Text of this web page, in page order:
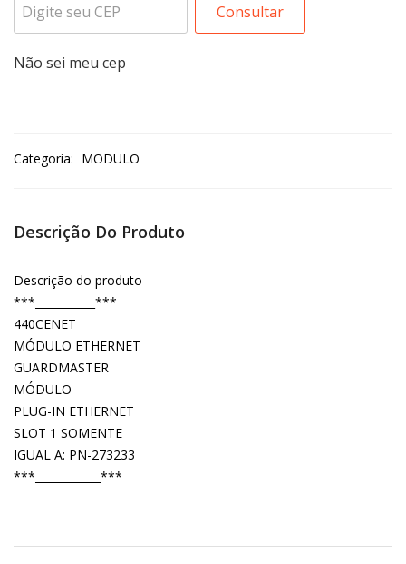
Consultar
Não sei meu cep
Categoria: MODULO
Descrição Do Produto
Descrição do produto
***___________***
440CENET
MÓDULO ETHERNET
GUARDMASTER
MÓDULO
PLUG-IN ETHERNET
SLOT 1 SOMENTE
IGUAL A: PN-273233
***____________***